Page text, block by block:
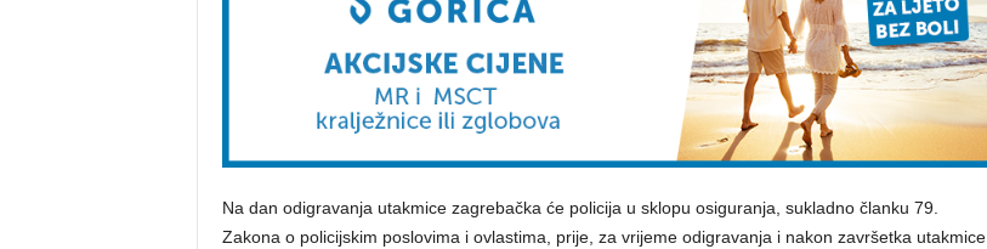
Na dan odigravanja utakmice zagrebačka će policija u sklopu osiguranja, sukladno članku 79.
Zakona o policijskim poslovima i ovlastima, prije, za vrijeme odigravanja i nakon završetka utakmice